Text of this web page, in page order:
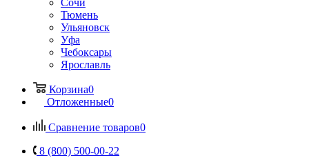
Сочи
Тюмень
Ульяновск
Уфа
Чебоксары
Ярославль
Корзина0
Отложенные0
Сравнение товаров0
8 (800) 500-00-22